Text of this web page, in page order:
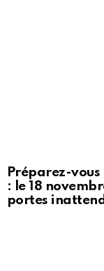
Préparez-
: le 18
portes